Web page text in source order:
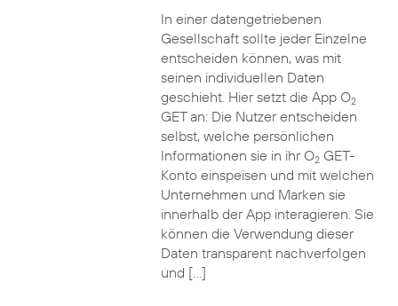
In einer datengetriebenen
Gesellschaft sollte jeder Einzelne
entscheiden können, was mit
seinen individuellen Daten
geschieht. Hier setzt die App O2
GET an: Die Nutzer entscheiden
selbst, welche persönlichen
Informationen sie in ihr O2GET-
Konto einspeisen und mit welchen
Unternehmen und Marken sie
innerhalb der App interagieren. Sie
können die Verwendung dieser
Daten transparent nachverfolgen
und […]